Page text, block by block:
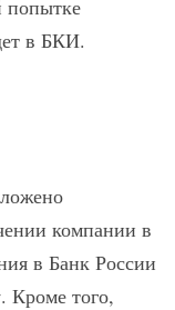
попытке
в БКИ.
компании в
в Банк России
Кроме того,